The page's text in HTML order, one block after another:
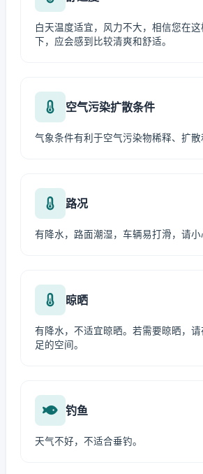
白天温度适宜，风力不大，相信您在
下，应会感到比较清爽和舒适。
空气污染扩散条件
气象条件有利于空气污染物稀释、扩散
路况
有降水，路面潮湿，车辆易打滑，请小
晾晒
有降水，不适宜晾晒。若需要晾晒，
足的空间。
钓鱼
天气不好，不适合垂钓。